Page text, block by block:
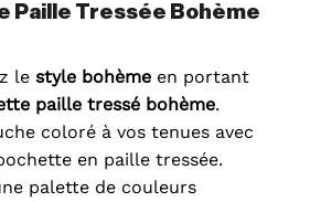
Paille Tressée Bohème
le style bohème en portant
paille tressé bohème.
coloré à vos tenues avec
en paille tressée.
palette de couleurs